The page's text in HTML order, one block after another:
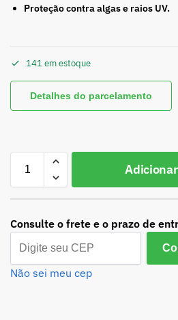
Proteção contra algas e raios UV.
141 em estoque
Detalhes do parcelamento
Consulte o frete e o prazo de
Não sei meu cep